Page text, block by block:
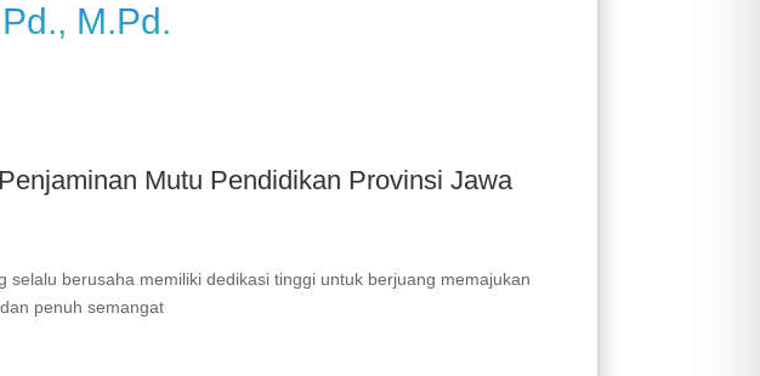
M.Pd.
Mutu Pendidikan Provinsi Jawa
selalu berusaha memiliki dedikasi tinggi untuk berjuang memajukan
penuh semangat